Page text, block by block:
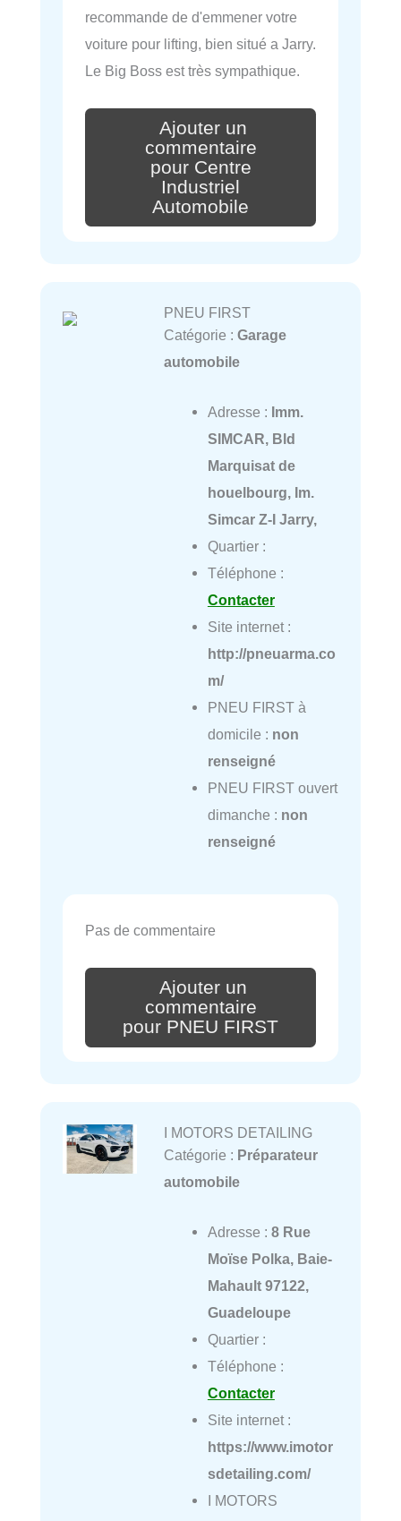
recommande de d'emmener votre
voiture pour lifting, bien situé a Jarry.
Le Big Boss est très sympathique.
Ajouter un
commentaire
pour Centre
Industriel
Automobile
PNEU FIRST
Catégorie : Garage
automobile
Adresse : Imm.
SIMCAR, Bld
Marquisat de
houelbourg, Im.
Simcar Z-I Jarry,
Quartier :
Téléphone :
Contacter
Site internet :
http://pneuarma.co
m/
PNEU FIRST à
domicile : non
renseigné
PNEU FIRST ouvert
dimanche : non
renseigné
Pas de commentaire
Ajouter un
commentaire
pour PNEU FIRST
I MOTORS DETAILING
Catégorie : Préparateur
automobile
Adresse : 8 Rue
Moïse Polka, Baie-
Mahault 97122,
Guadeloupe
Quartier :
Téléphone :
Contacter
Site internet :
https://www.imotor
sdetailing.com/
I MOTORS